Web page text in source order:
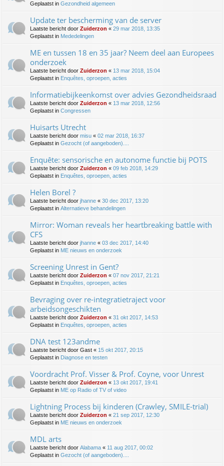
Geplaatst in Gezondheid algemeen
Update ter bescherming van de server
Laatste bericht door Zuiderzon « 29 mar 2018, 13:35
Geplaatst in Mededelingen
ME en tussen 18 en 35 jaar? Neem deel aan Europees
onderzoek
Laatste bericht door Zuiderzon « 13 mar 2018, 15:04
Geplaatst in Enquêtes, oproepen, acties
Informatiebijkeenkomst over advies Gezondheidsraad
Laatste bericht door Zuiderzon « 13 mar 2018, 12:56
Geplaatst in Congressen
Huisarts Utrecht
Laatste bericht door misu « 02 mar 2018, 16:37
Geplaatst in Gezocht (of aangeboden)....
Enquête: sensorische en autonome functie bij POTS
Laatste bericht door Zuiderzon « 09 feb 2018, 14:29
Geplaatst in Enquêtes, oproepen, acties
Helen Borel ?
Laatste bericht door jhanne « 30 dec 2017, 13:20
Geplaatst in Alternatieve behandelingen
Mirror: Woman reveals her heartbreaking battle with
CFS
Laatste bericht door jhanne « 03 dec 2017, 14:40
Geplaatst in ME nieuws en onderzoek
Screening Unrest in Gent?
Laatste bericht door Zuiderzon « 07 nov 2017, 21:21
Geplaatst in Enquêtes, oproepen, acties
Bevraging over re-integratietraject voor
arbeidsongeschikten
Laatste bericht door Zuiderzon « 31 okt 2017, 14:53
Geplaatst in Enquêtes, oproepen, acties
DNA test 123andme
Laatste bericht door Gast « 15 okt 2017, 20:15
Geplaatst in Diagnose en testen
Voordracht Prof. Visser & Prof. Coyne, voor Unrest
Laatste bericht door Zuiderzon « 13 okt 2017, 19:41
Geplaatst in ME op Radio of TV of video
Lightning Process bij kinderen (Crawley, SMILE-trial)
Laatste bericht door Zuiderzon « 21 sep 2017, 12:30
Geplaatst in ME nieuws en onderzoek
MDL arts
Laatste bericht door Alabama « 11 aug 2017, 00:02
Geplaatst in Gezocht (of aangeboden)....